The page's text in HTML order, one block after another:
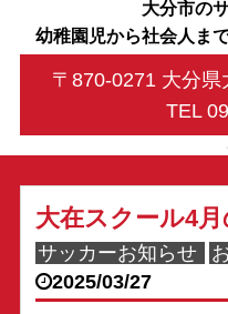
大分市の
幼稚園児から社会人ま
〒870-0271 大分
TEL
大在スクール4
サッカーお知らせ
2025/03/27